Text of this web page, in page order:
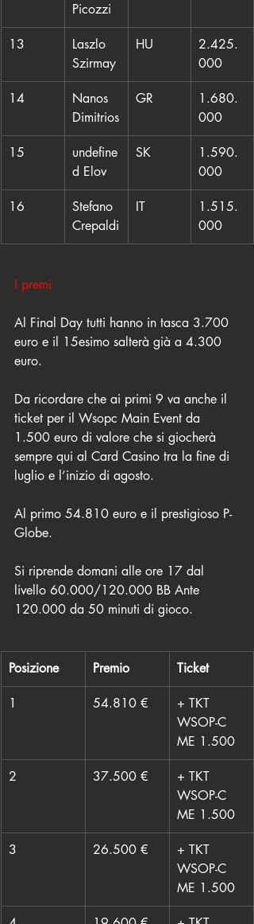
Picozzi
13
Laszlo
Szirmay
HU
2.425.
000
14
Nanos
Dimitrios
GR
1.680.
000
15
undefine
d Elov
SK
1.590.
000
16
Stefano
Crepaldi
IT
1.515.
000
I premi
Al Final Day tutti hanno in tasca 3.700
euro e il 15esimo salterà già a 4.300
euro.
Da ricordare che ai primi 9 va anche il
ticket per il Wsopc Main Event da
1.500 euro di valore che si giocherà
sempre qui al Card Casino tra la fine di
luglio e l’inizio di agosto.
Al primo 54.810 euro e il prestigioso P-
Globe.
Si riprende domani alle ore 17 dal
livello 60.000/120.000 BB Ante
120.000 da 50 minuti di gioco.
Posizione Premio Ticket
1 54.810 €
+ TKT
WSOP-C
ME 1.500
2 37.500 €
+ TKT
WSOP-C
ME 1.500
3 26.500 €
+ TKT
WSOP-C
ME 1.500